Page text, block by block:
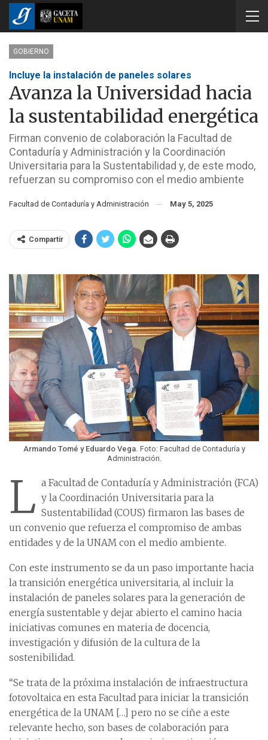
GOBIERNO
Incluye la instalación de paneles solares
Avanza la Universidad hacia
la sustentabilidad energética
Firman convenio de colaboración la Facultad de
Contaduría y Administración y la Coordinación
Universitaria para la Sustentabilidad y, de este modo,
refuerzan su compromiso con el medio ambiente
Facultad de Contaduría y Administración May 5, 2025
Compartir
Armando Tomé y Eduardo Vega. Foto: Facultad de Contaduría y
Administración.
L a Facultad de Contaduría y Administración (FCA)
y la Coordinación Universitaria para la
Sustentabilidad (COUS) firmaron las bases de
un convenio que refuerza el compromiso de ambas
entidades y de la UNAM con el medio ambiente.
Con este instrumento se da un paso importante hacia
la transición energética universitaria, al incluir la
instalación de paneles solares para la generación de
energía sustentable y dejar abierto el camino hacia
iniciativas comunes en materia de docencia,
investigación y difusión de la cultura de la
sostenibilidad.
“Se trata de la próxima instalación de infraestructura
fotovoltaica en esta Facultad para iniciar la transición
energética de la UNAM […] pero no se ciñe a este
relevante hecho, son bases de colaboración para